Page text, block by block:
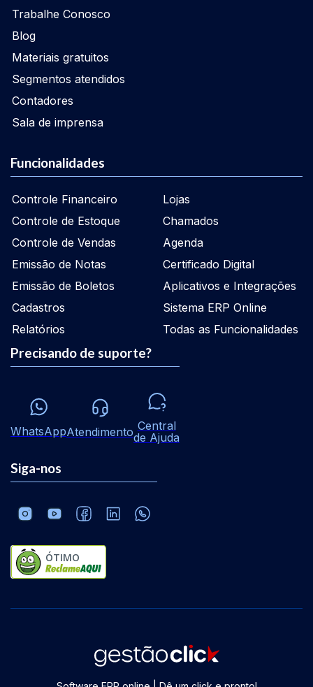
Trabalhe Conosco
Blog
Materiais gratuitos
Segmentos atendidos
Contadores
Sala de imprensa
Funcionalidades
Controle Financeiro
Controle de Estoque
Controle de Vendas
Emissão de Notas
Emissão de Boletos
Cadastros
Relatórios
Lojas
Chamados
Agenda
Certificado Digital
Aplicativos e Integrações
Sistema ERP Online
Todas as Funcionalidades
Precisando de suporte?
WhatsAppAtendimento Central
de Ajuda
Siga-nos
ÓTIMO